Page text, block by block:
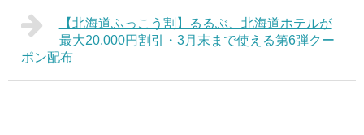
【北海道ふっこう割】るるぶ、北海道ホテルが
最大20,000円割引・3月末まで使える第6弾クー
ポン配布